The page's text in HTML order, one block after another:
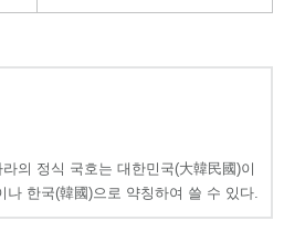
라의 정식 국호는 대한민국(大韓民國)이
나 한국(韓國)으로 약칭하여 쓸 수 있다.